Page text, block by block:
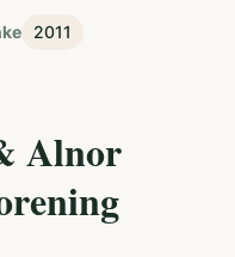
2011
Alnor